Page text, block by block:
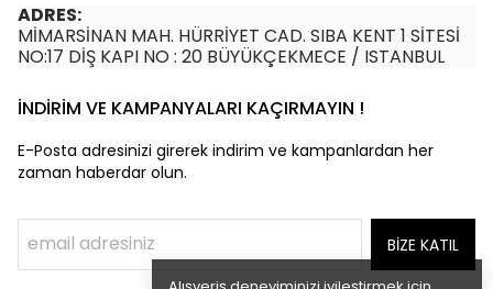
ADRES:
MİMARSİNAN MAH. HÜRRİYET CAD. SIBA KENT 1 SİTESİ
NO:17 DİŞ KAPI NO : 20 BÜYÜKÇEKMECE / ISTANBUL
İNDİRİM VE KAMPANYALARI KAÇIRMAYIN !
E-Posta adresinizi girerek indirim ve kampanlardan her
zaman haberdar olun.
BİZE KATIL